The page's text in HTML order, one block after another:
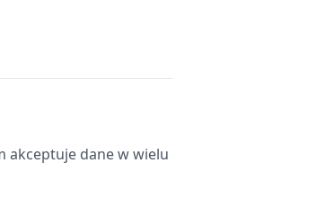
akceptuje dane w wielu